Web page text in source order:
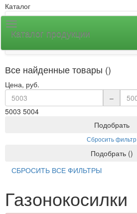
Каталог
Каталог продукции
Все найденные товары ()
Цена, руб.
–
5003 5004
Подобрать
Сбросить фильтр
Подобрать ()
СБРОСИТЬ ВСЕ ФИЛЬТРЫ
Газонокосилки